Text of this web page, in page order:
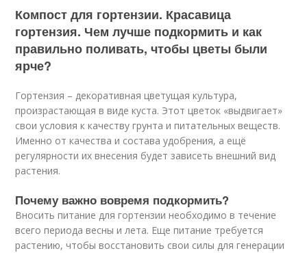
Компост для гортензии. Красавица
гортензия. Чем лучше подкормить и как
правильно поливать, чтобы цветы были
ярче?
Гортензия – декоративная цветущая культура,
произрастающая в виде куста. Этот цветок «выдвигает»
свои условия к качеству грунта и питательных веществ.
Именно от качества и состава удобрения, а ещё
регулярности их внесения будет зависеть внешний вид
растения.
Почему важно вовремя подкормить?
Вносить питание для гортензии необходимо в течение
всего периода весны и лета. Еще питание требуется
растению, чтобы восстановить свои силы для генерации